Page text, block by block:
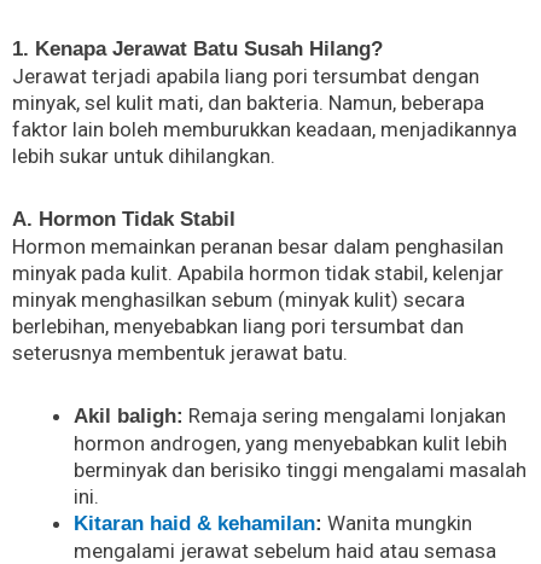
1. Kenapa Jerawat Batu Susah Hilang?
Jerawat terjadi apabila liang pori tersumbat dengan
minyak, sel kulit mati, dan bakteria. Namun, beberapa
faktor lain boleh memburukkan keadaan, menjadikannya
lebih sukar untuk dihilangkan.
A. Hormon Tidak Stabil
Hormon memainkan peranan besar dalam penghasilan
minyak pada kulit. Apabila hormon tidak stabil, kelenjar
minyak menghasilkan sebum (minyak kulit) secara
berlebihan, menyebabkan liang pori tersumbat dan
seterusnya membentuk jerawat batu.
Akil baligh: Remaja sering mengalami lonjakan
hormon androgen, yang menyebabkan kulit lebih
berminyak dan berisiko tinggi mengalami masalah
ini.
Kitaran haid & kehamilan: Wanita mungkin
mengalami jerawat sebelum haid atau semasa